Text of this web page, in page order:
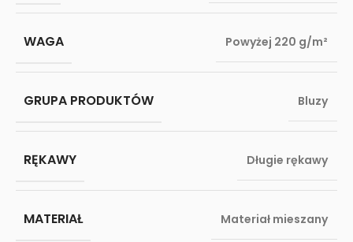
WAGA Powyżej 220 g/m²
GRUPA PRODUKTÓW Bluzy
RĘKAWY Długie rękawy
MATERIAŁ Materiał mieszany